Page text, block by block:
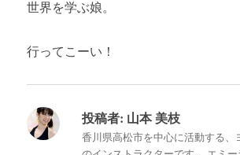
世界を学ぶ娘。
行ってこーい！
投稿者: 山本 美枝
香川県高松市を中心に活動する、